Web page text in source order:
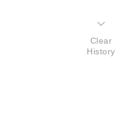
Clear
History